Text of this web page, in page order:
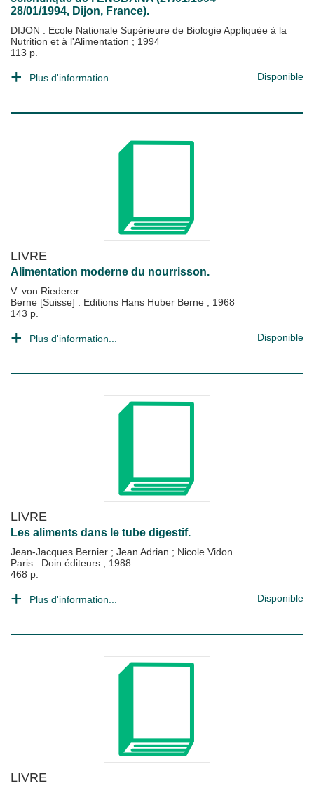
28/01/1994, Dijon, France).
DIJON : Ecole Nationale Supérieure de Biologie Appliquée à la
Nutrition et à l'Alimentation ; 1994
113 p.
Plus d'information... Disponible
LIVRE
Alimentation moderne du nourrisson.
V. von Riederer
Berne [Suisse] : Editions Hans Huber Berne ; 1968
143 p.
Plus d'information... Disponible
LIVRE
Les aliments dans le tube digestif.
Jean-Jacques Bernier ; Jean Adrian ; Nicole Vidon
Paris : Doin éditeurs ; 1988
468 p.
Plus d'information... Disponible
LIVRE